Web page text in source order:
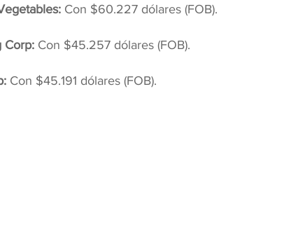
Con $60.227 dólares (FOB).
Corp: Con $45.257 dólares (FOB).
Con $45.191 dólares (FOB).